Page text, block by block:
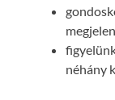
néhány